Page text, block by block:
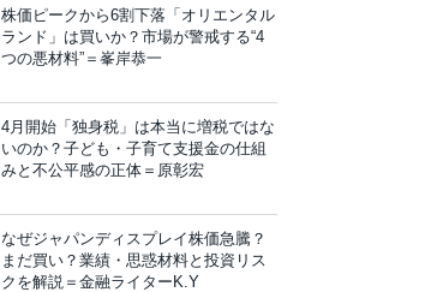
株価ピークから6割下落「オリエンタル
ランド」は買いか？市場が警戒する“4
つの悪材料”＝峯岸恭一
4月開始「独身税」は本当に増税ではな
いのか？子ども・子育て支援金の仕組
みと不公平感の正体＝原彰宏
なぜジャパンディスプレイ株価急騰？
まだ買い？業績・思惑材料と投資リス
クを解説＝金融ライターK.Y